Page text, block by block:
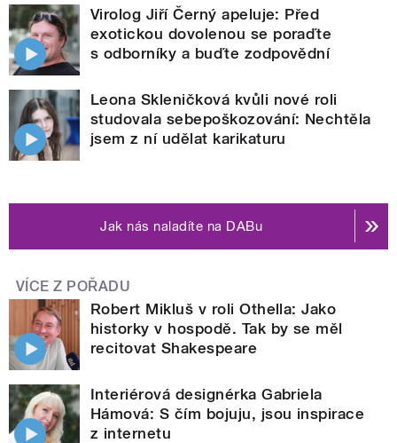
Virolog Jiří Černý apeluje: Před
exotickou dovolenou se poraďte
s odborníky a buďte zodpovědní
Leona Skleničková kvůli nové roli
studovala sebepoškozování: Nechtěla
jsem z ní udělat karikaturu
Jak nás naladíte na DABu
VÍCE Z POŘADU
Robert Mikluš v roli Othella: Jako
historky v hospodě. Tak by se měl
recitovat Shakespeare
Interiérová designérka Gabriela
Hámová: S čím bojuju, jsou inspirace
z internetu